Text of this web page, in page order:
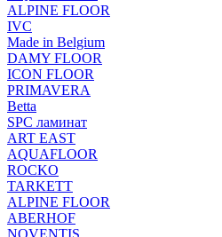
ALPINE FLOOR
IVC
Made in Belgium
DAMY FLOOR
ICON FLOOR
PRIMAVERA
Betta
SPC ламинат
ART EAST
AQUAFLOOR
ROCKO
TARKETT
ALPINE FLOOR
ABERHOF
NOVENTIS